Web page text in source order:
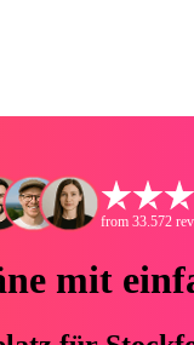
from 33.572
mit